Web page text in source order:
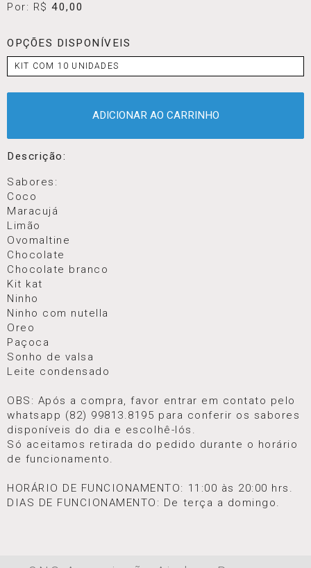
Por: R$40,00
OPÇÕES DISPONÍVEIS
KIT COM 10 UNIDADES
ADICIONAR AO CARRINHO
Descrição:
Sabores:
Coco
Maracujá
Limão
Ovomaltine
Chocolate
Chocolate branco
Kit kat
Ninho
Ninho com nutella
Oreo
Paçoca
Sonho de valsa
Leite condensado
OBS: Após a compra, favor entrar em contato pelo
whatsapp (82) 99813.8195 para conferir os sabores
disponíveis do dia e escolhê-lós.
Só aceitamos retirada do pedido durante o horário
de funcionamento.
HORÁRIO DE FUNCIONAMENTO: 11:00 às 20:00 hrs.
DIAS DE FUNCIONAMENTO: De terça a domingo.